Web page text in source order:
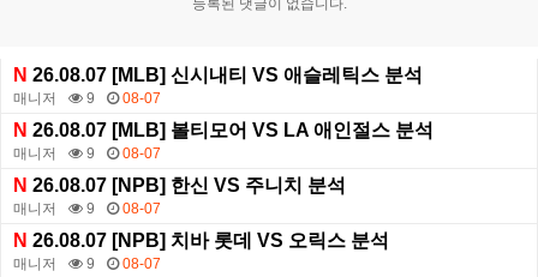
등록된 댓글이 없습니다.
N 26.08.07 [MLB] 신시내티 VS 애슬레틱스 분석
매니저 9 08-07
N 26.08.07 [MLB] 볼티모어 VS LA 애인절스 분석
매니저 9 08-07
N 26.08.07 [NPB] 한신 VS 주니치 분석
매니저 9 08-07
N 26.08.07 [NPB] 치바 롯데 VS 오릭스 분석
매니저 9 08-07